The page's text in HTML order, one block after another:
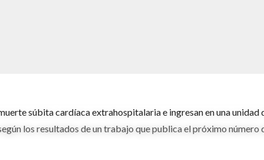
súbita cardíaca extrahospitalaria e ingresan en una unidad
los resultados de un trabajo que publica el próximo número